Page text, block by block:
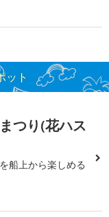
ット
つり(花ハス
船上から楽しめる